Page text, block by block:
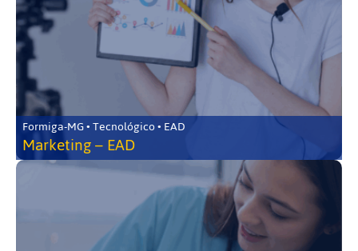
Formiga-MG • Tecnológico • EAD
Marketing – EAD